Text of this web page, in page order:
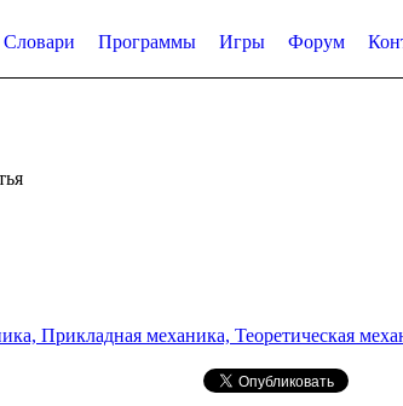
Словари Программы Игры Форум
Прикладная механика, Теоретическая